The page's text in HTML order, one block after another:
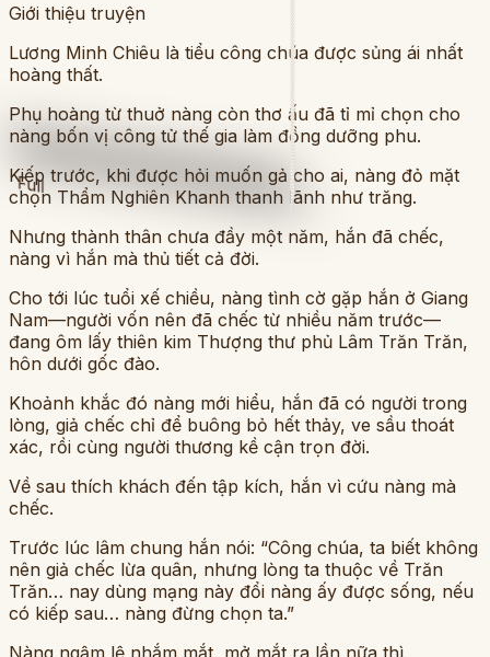
Full
Giới thiệu truyện
Lương Minh Chiêu là tiểu công chúa được sủng ái nhất
hoàng thất.
Phụ hoàng từ thuở nàng còn thơ ấu đã tỉ mỉ chọn cho
nàng bốn vị công tử thế gia làm đồng dưỡng phu.
Kiếp trước, khi được hỏi muốn gả cho ai, nàng đỏ mặt
chọn Thẩm Nghiên Khanh thanh lãnh như trăng.
Nhưng thành thân chưa đầy một năm, hắn đã chếc,
nàng vì hắn mà thủ tiết cả đời.
Cho tới lúc tuổi xế chiều, nàng tình cờ gặp hắn ở Giang
Nam—người vốn nên đã chếc từ nhiều năm trước—
đang ôm lấy thiên kim Thượng thư phủ Lâm Trăn Trăn,
hôn dưới gốc đào.
Khoảnh khắc đó nàng mới hiểu, hắn đã có người trong
lòng, giả chếc chỉ để buông bỏ hết thảy, ve sầu thoát
xác, rồi cùng người thương kề cận trọn đời.
Về sau thích khách đến tập kích, hắn vì cứu nàng mà
chếc.
Trước lúc lâm chung hắn nói: “Công chúa, ta biết không
nên giả chếc lừa quân, nhưng lòng ta thuộc về Trăn
Trăn… nay dùng mạng này đổi nàng ấy được sống, nếu
có kiếp sau… nàng đừng chọn ta.”
Nàng ngậm lệ nhắm mắt, mở mắt ra lần nữa thì